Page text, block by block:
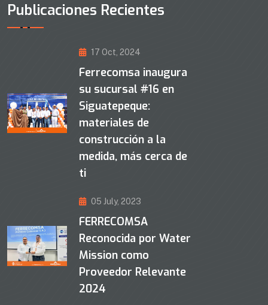
Publicaciones Recientes
17 Oct, 2024
Ferrecomsa inaugura
su sucursal #16 en
Siguatepeque:
materiales de
construcción a la
medida, más cerca de
ti
05 July, 2023
FERRECOMSA
Reconocida por Water
Mission como
Proveedor Relevante
2024